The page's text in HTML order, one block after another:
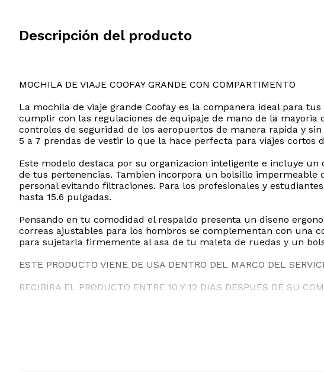
Descripción del producto
MOCHILA DE VIAJE COOFAY GRANDE CON COMPARTIMENTO
La mochila de viaje grande Coofay es la companera ideal para
cumplir con las regulaciones de equipaje de mano de la
controles de seguridad de los aeropuertos de manera rapida y
5 a 7 prendas de vestir lo que la hace perfecta para viajes cortos
Este modelo destaca por su organizacion inteligente e incluye
de tus pertenencias. Tambien incorpora un bolsillo
personal evitando filtraciones. Para los profesionales y
hasta 15.6 pulgadas.
Pensando en tu comodidad el respaldo presenta un diseno
correas ajustables para los hombros se complementan con una
para sujetarla firmemente al asa de tu maleta de ruedas y un
ESTE PRODUCTO VIENE DE USA DENTRO DEL MARCO DEL
RECIBIRA EL PRODUCTO ENTRE 10 Y 12 DIAS DESPUES DE SU